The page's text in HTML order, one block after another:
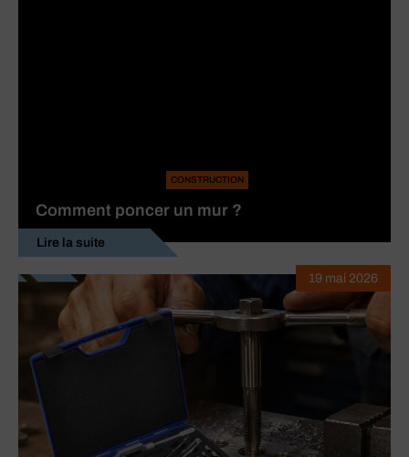
CONSTRUCTION
Comment poncer un mur ?
Lire la suite
19 mai 2026